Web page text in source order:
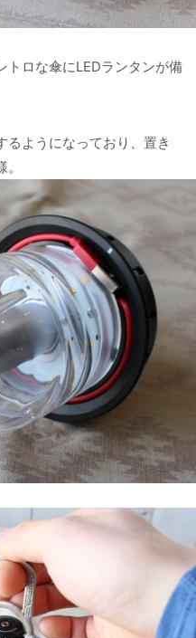
トロな傘にLEDランタンが備
るようになっており、置き